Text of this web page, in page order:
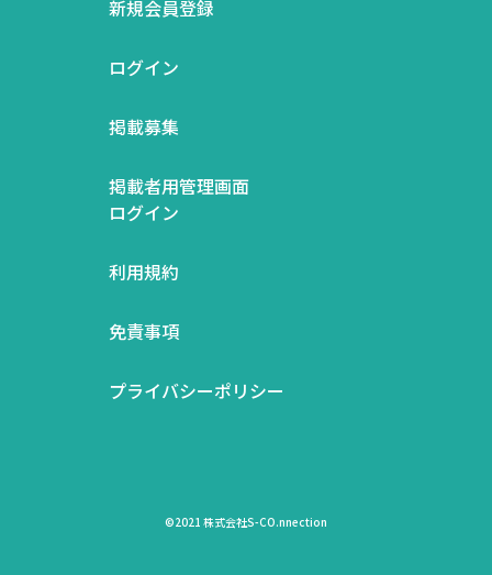
新規会員登録
ログイン
掲載募集
掲載者用管理画面
ログイン
利用規約
免責事項
プライバシーポリシー
©2021 株式会社S-CO.nnection